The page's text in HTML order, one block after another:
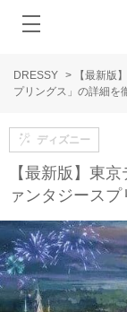
DRESSY >
【最新版
プリングス」の詳細を
ディズニー
【最新版】東
ァンタジース